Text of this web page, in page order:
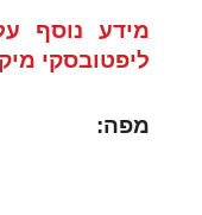
מידע נוסף
ליפטובסקי
מפה: